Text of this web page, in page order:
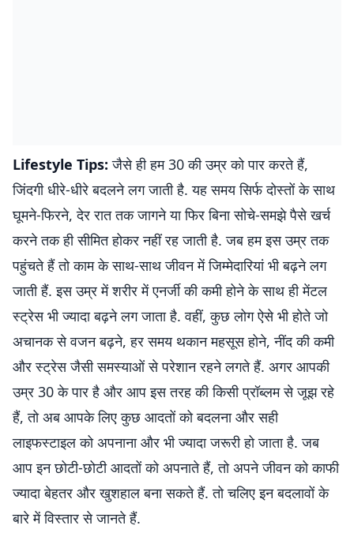
Lifestyle Tips: जैसे ही हम 30 की उम्र को पार करते हैं,
जिंदगी धीरे-धीरे बदलने लग जाती है. यह समय सिर्फ दोस्तों के साथ
घूमने-फिरने, देर रात तक जागने या फिर बिना सोचे-समझे पैसे खर्च
करने तक ही सीमित होकर नहीं रह जाती है. जब हम इस उम्र तक
पहुंचते हैं तो काम के साथ-साथ जीवन में जिम्मेदारियां भी बढ़ने लग
जाती हैं. इस उम्र में शरीर में एनर्जी की कमी होने के साथ ही मेंटल
स्ट्रेस भी ज्यादा बढ़ने लग जाता है. वहीं, कुछ लोग ऐसे भी होते जो
अचानक से वजन बढ़ने, हर समय थकान महसूस होने, नींद की कमी
और स्ट्रेस जैसी समस्याओं से परेशान रहने लगते हैं. अगर आपकी
उम्र 30 के पार है और आप इस तरह की किसी प्रॉब्लम से जूझ रहे
हैं, तो अब आपके लिए कुछ आदतों को बदलना और सही
लाइफस्टाइल को अपनाना और भी ज्यादा जरूरी हो जाता है. जब
आप इन छोटी-छोटी आदतों को अपनाते हैं, तो अपने जीवन को काफी
ज्यादा बेहतर और खुशहाल बना सकते हैं. तो चलिए इन बदलावों के
बारे में विस्तार से जानते हैं.